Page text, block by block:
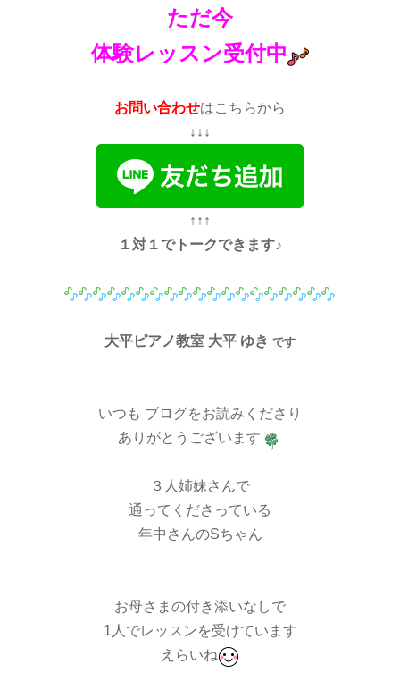
ただ今
体験レッスン受付中
お問い合わせはこちらから
↓↓↓
↑↑↑
１対１でトークできます♪
大平ピアノ教室 大平 ゆき です
いつも ブログをお読みくださり
ありがとうございます
３人姉妹さんで
通ってくださっている
年中さんのSちゃん
お母さまの付き添いなしで
1人でレッスンを受けています
えらいね